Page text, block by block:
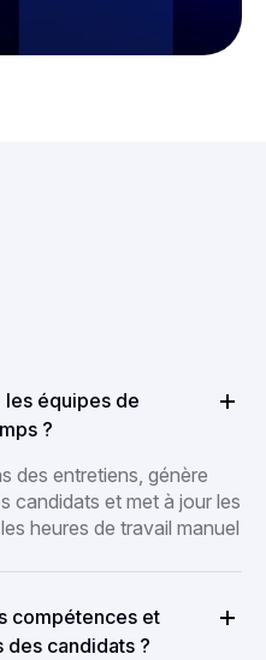
équipes de
?
des entretiens, génère
candidats et met à jour les
heures de travail manuel
compétences et
candidats ?